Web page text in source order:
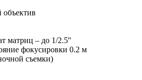
матриц – до 1/2.5''
фокусировки 0.2 м
съемки)